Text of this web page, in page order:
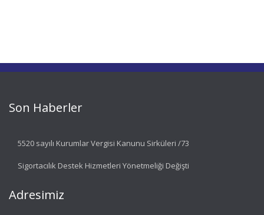
Son Haberler
5520 sayılı Kurumlar Vergisi Kanunu Sirküleri /73
Sigortacılık Destek Hizmetleri Yönetmeliği Değişti
Adresimiz